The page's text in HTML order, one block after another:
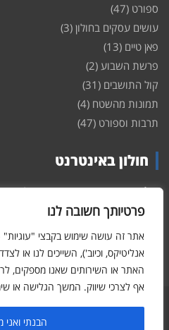
פרטיותך חשובה לנו
אנליטיקס, וכיוב'), השייכים לנו או
האתר או השירותים שאנו מספקים,
אף לצרכי שיווק. המשך הגלישה או
הבנתי ואני
ספורט (47)
עושים עסקים בחולון (3)
פאן טיים (13)
פרשת השבוע (2)
קול התושבים (31)
תמונות מהשטח (4)
תרבות וספורט (47)
חולון באינטרנט
חולוןבאינטרנט – האתר שמביא לכם
חולון. במה פתוחה לקול תושבי חולון
ופרוייקטים חדשים בעיר, חיי לילה, וכן
הנעשה בעיר. אתם מוזמנים ומוזמנות
ואף להגיב על הכתבות המפורסמות
© 2026Hcity – חולון באינטרנט